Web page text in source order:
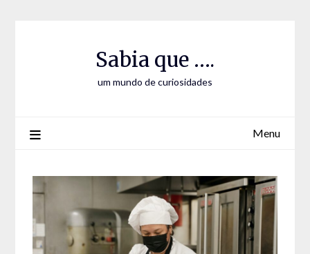
Sabia que ….
um mundo de curiosidades
Menu